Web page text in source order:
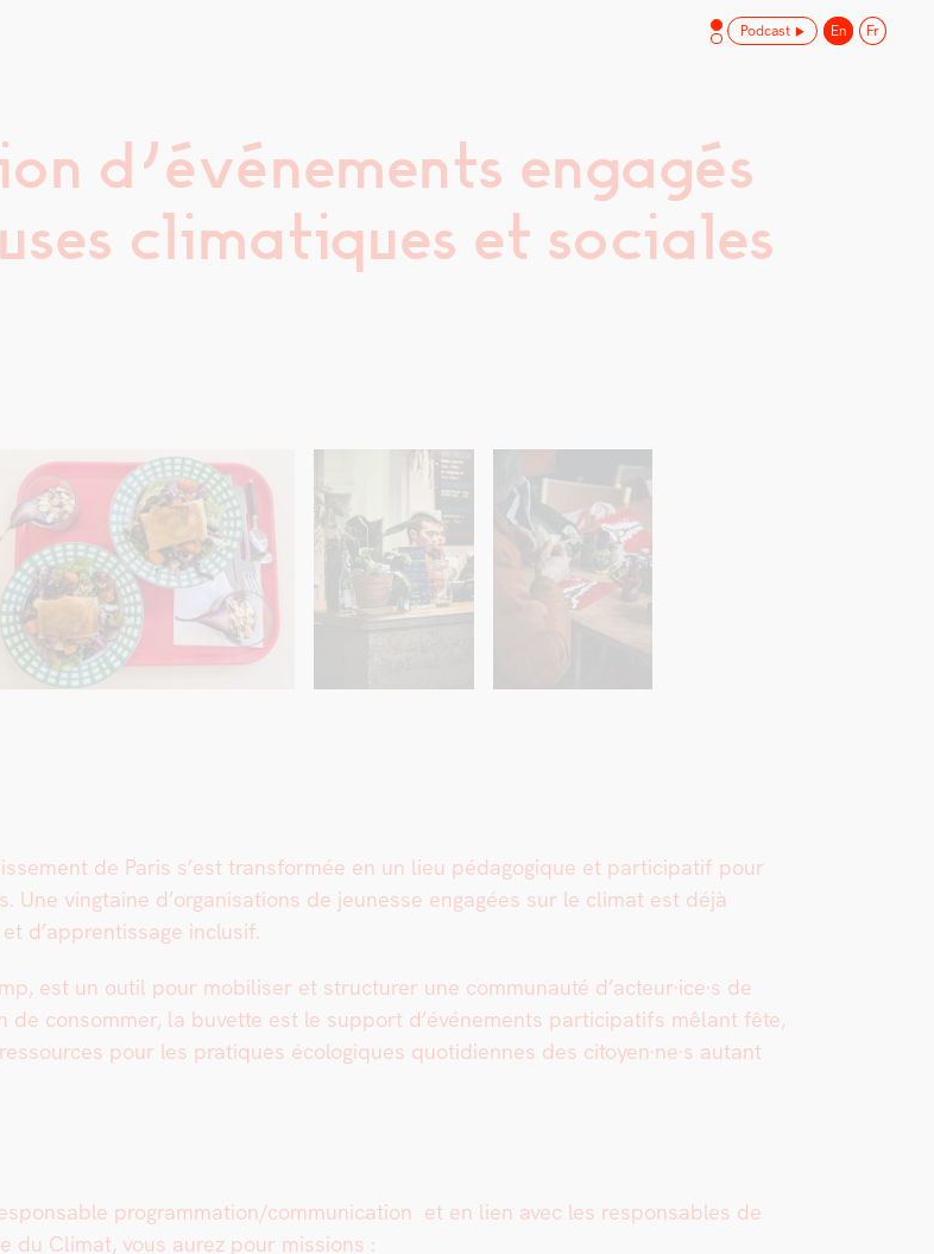
d’événements engagés
climatiques et sociales
de Paris s’est trans­for­mée en un lieu péd­a­gogique et par­tic­i­patif pour
ving­taine d’organisations de jeunesse engagées sur le cli­mat est déjà
d’apprentissage inclusif.
est un out­il pour mobilis­er et struc­tur­er une com­mu­nauté d’acteur·ice·s de
de con­som­mer, la buvette est le sup­port d’événements par­tic­i­pat­ifs mêlant fête,
pour les pra­tiques écologiques quo­ti­di­ennes des citoyen·ne·s autant
programmation/communication et en lien avec les respon­s­ables de
du Cli­mat, vous aurez pour mis­sions :
Podcast En Fr